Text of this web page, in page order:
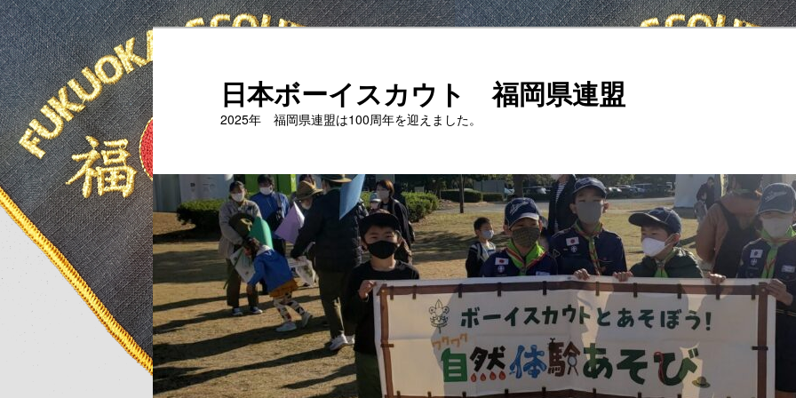
メ
イ
ン
コ
ン
テ
ン
ツ
へ
移
動
日本ボーイスカウト 福岡県連盟
2025年 福岡県連盟は100周年を迎えました。